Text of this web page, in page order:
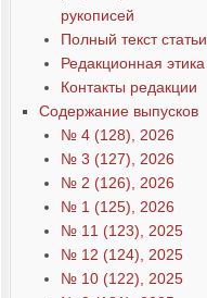
рукописей
Полный текст статьи
Редакционная этика
Контакты редакции
Содержание выпусков
№ 4 (128), 2026
№ 3 (127), 2026
№ 2 (126), 2026
№ 1 (125), 2026
№ 11 (123), 2025
№ 12 (124), 2025
№ 10 (122), 2025